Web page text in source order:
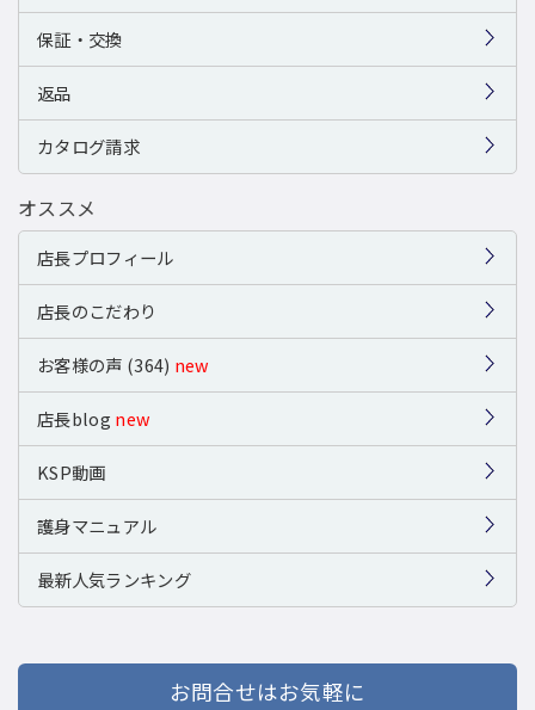
保証・交換
返品
カタログ請求
オススメ
店長プロフィール
店長のこだわり
お客様の声 (364) new
店長blog new
KSP動画
護身マニュアル
最新人気ランキング
お問合せはお気軽に